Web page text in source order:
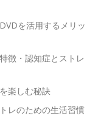
を活用するメリッ
徴・認知症とストレ
楽しむ秘訣
レのための生活習慣